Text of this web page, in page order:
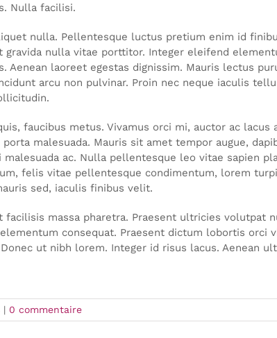
Nulla facilisi.
nulla. Pellentesque luctus pretium enim id
nulla vitae porttitor. Integer eleifend
Aenean laoreet egestas dignissim. Mauris lectus
arcu non pulvinar. Proin nec neque iaculis
faucibus metus. Vivamus orci mi, auctor ac
malesuada. Mauris sit amet tempor augue,
ac. Nulla pellentesque leo vitae sapien
felis vitae pellentesque condimentum, lorem
sed, iaculis finibus velit.
facilisis massa pharetra. Praesent ultricies
consequat. Praesent dictum lobortis
ut nibh lorem. Integer id risus lacus. Aenean
| 0 commentaire